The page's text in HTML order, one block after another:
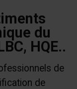
du
HQE..
de
de